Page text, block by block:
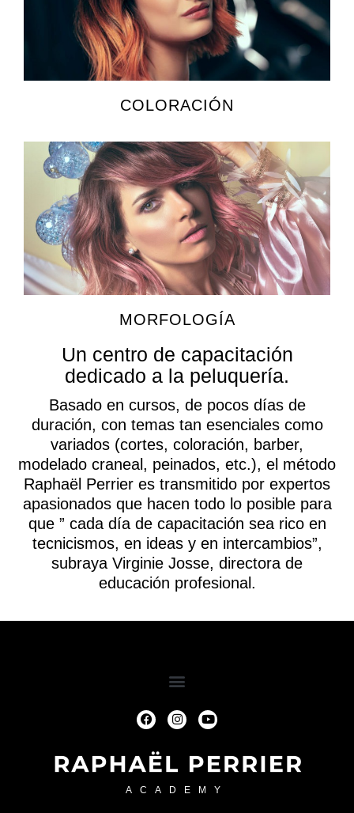
COLORACIÓN
MORFOLOGÍA
Un centro de capacitación
dedicado a la peluquería.
Basado en cursos, de pocos días de
duración, con temas tan esenciales como
variados (cortes, coloración, barber,
modelado craneal, peinados, etc.), el método
Raphaël Perrier es transmitido por expertos
apasionados que hacen todo lo posible para
que ” cada día de capacitación sea rico en
tecnicismos, en ideas y en intercambios”,
subraya Virginie Josse, directora de
educación profesional.
ACADEMY